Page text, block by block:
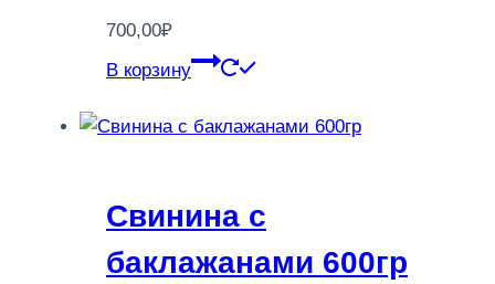
700,00₽
В корзину
Свинина с
баклажанами 600гр